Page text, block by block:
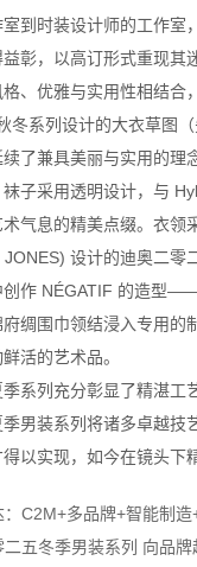
时装设计师的工作室，
彰，以高订形式重现
、优雅与实用性相结合
冬系列设计的大衣草图
兼具美丽与实用的理念
子采用透明设计，与
气息的精美点缀。衣领
设计的迪奥二零
作 NÉGATIF 的造型
绸围巾领结浸入专用的
活的艺术品。
列充分彰显了精湛工艺
装系列将诸多卓越技艺
以实现，如今在镜头下
：C2M+多品牌+智能制
二五冬季男装系列 向品牌